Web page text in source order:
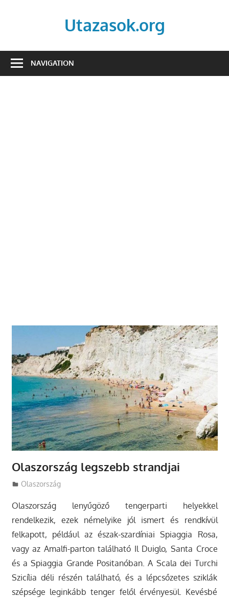
Utazasok.org
NAVIGATION
Olaszország legszebb strandjai
Utazasok.org
Olaszország
Olaszország lenyűgöző tengerparti helyekkel
rendelkezik, ezek némelyike jól ismert és rendkívül
felkapott, például az észak-szardíniai Spiaggia Rosa,
vagy az Amalfi-parton található Il Duiglo, Santa Croce
és a Spiaggia Grande Positanóban.A Scala dei Turchi
Szicília déli részén található, és a lépcsőzetes sziklák
szépsége leginkább tenger felől érvényesül. Kevésbé